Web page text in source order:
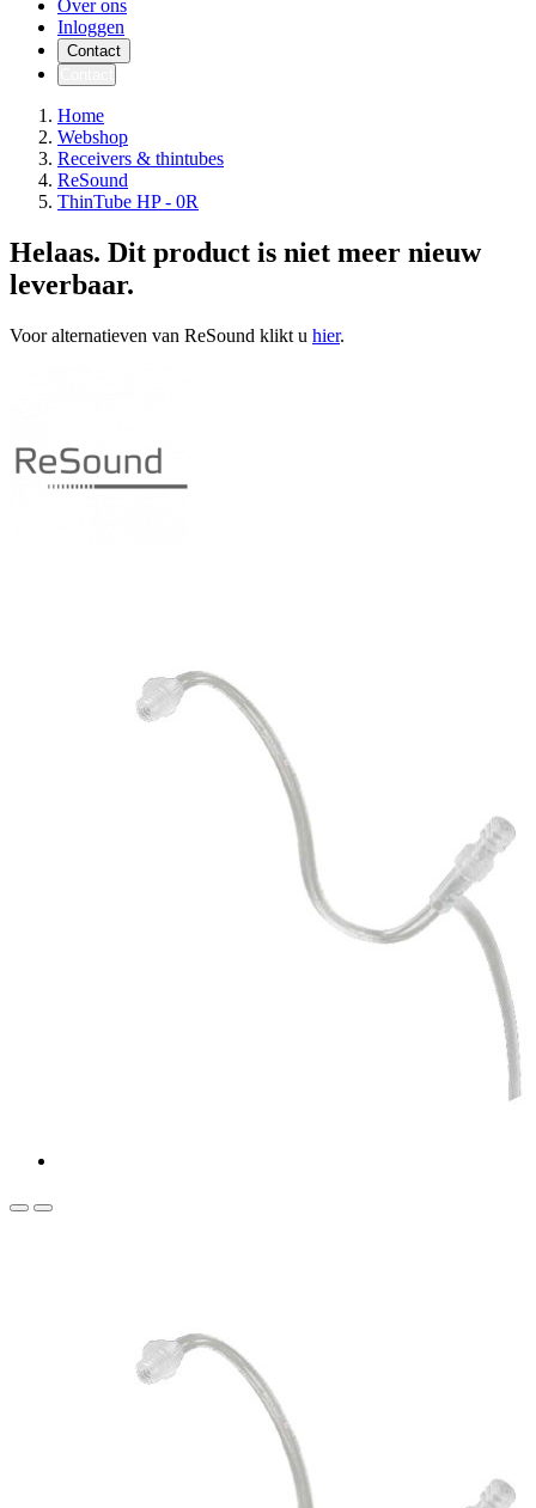
Over ons
Inloggen
Contact
Home
Webshop
Receivers & thintubes
ReSound
ThinTube HP - 0R
Helaas. Dit product is niet meer nieuw
leverbaar.
Voor alternatieven van ReSound klikt u hier.